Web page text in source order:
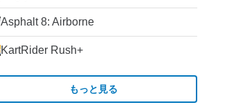
Asphalt 8: Airborne
KartRider Rush+
もっと見る